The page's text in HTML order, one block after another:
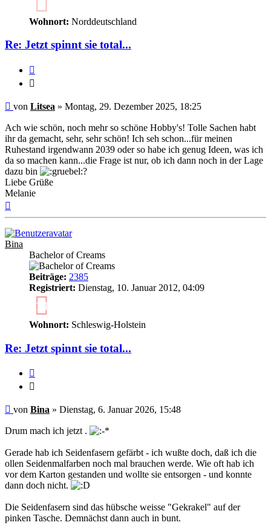
Wohnort: Norddeutschland
Re: Jetzt spinnt sie total...
Ungelesener
von Litsea » Montag, 29. Dezember 2025, 18:25
Ach wie schön, noch mehr so schöne Hobby's! Tolle Sachen habt
ihr da gemacht, sehr, sehr schön! Ich seh schon...für meinen
Ruhestand irgendwann 2039 oder so habe ich genug Ideen, was ich
da so machen kann...die Frage ist nur, ob ich dann noch in der Lage
dazu bin
?
Liebe Grüße
Melanie
Bina
Bachelor of Creams
Beiträge: 2385
Registriert: Dienstag, 10. Januar 2012, 04:09
14
Wohnort: Schleswig-Holstein
Re: Jetzt spinnt sie total...
Ungelesener
von Bina » Dienstag, 6. Januar 2026, 15:48
Drum mach ich jetzt .
Gerade hab ich Seidenfasern gefärbt - ich wußte doch, daß ich die
ollen Seidenmalfarben noch mal brauchen werde. Wie oft hab ich
vor dem Karton gestanden und wollte sie entsorgen - und konnte
dann doch nicht.
Die Seidenfasern sind das hübsche weisse "Gekrakel" auf der
pinken Tasche. Demnächst dann auch in bunt.